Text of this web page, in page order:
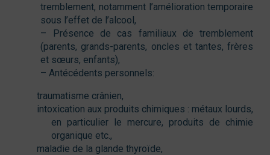
tremblement, notamment l’amélioration temporaire
sous l’effet de l’alcool,
– Présence de cas familiaux de tremblement
(parents, grands-parents, oncles et tantes, frères
et sœurs, enfants),
– Antécédents personnels:
traumatisme crânien,
intoxication aux produits chimiques : métaux lourds,
en particulier le mercure, produits de chimie
organique etc.,
maladie de la glande thyroïde,